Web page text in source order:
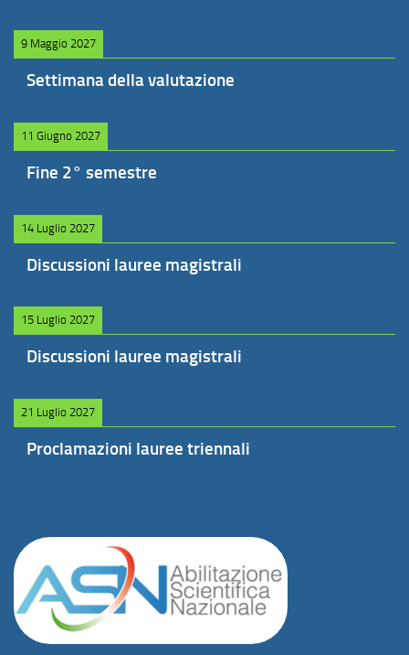
9 Maggio 2027
Settimana della valutazione
11 Giugno 2027
Fine 2° semestre
14 Luglio 2027
Discussioni lauree magistrali
15 Luglio 2027
Discussioni lauree magistrali
21 Luglio 2027
Proclamazioni lauree triennali